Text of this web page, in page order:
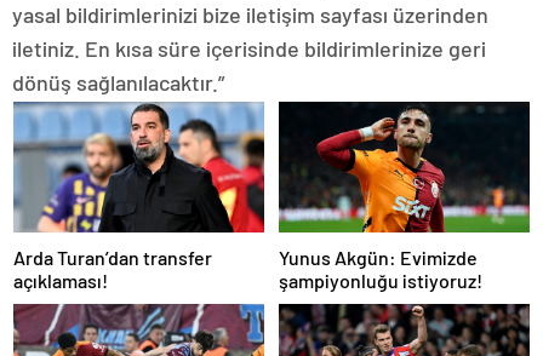
yasal bildirimlerinizi bize iletişim sayfası üzerinden
iletiniz. En kısa süre içerisinde bildirimlerinize geri
dönüş sağlanılacaktır.”
Arda Turan’dan transfer
açıklaması!
Yunus Akgün: Evimizde
şampiyonluğu istiyoruz!